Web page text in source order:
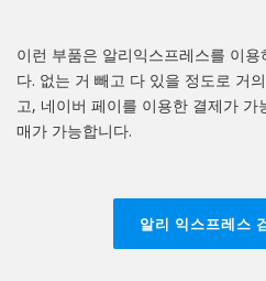
이런 부품은 알리익스프레스를 이
다. 없는 거 빼고 다 있을 정도로 거
고, 네이버 페이를 이용한 결제가
매가 가능합니다.
알리 익스프레스